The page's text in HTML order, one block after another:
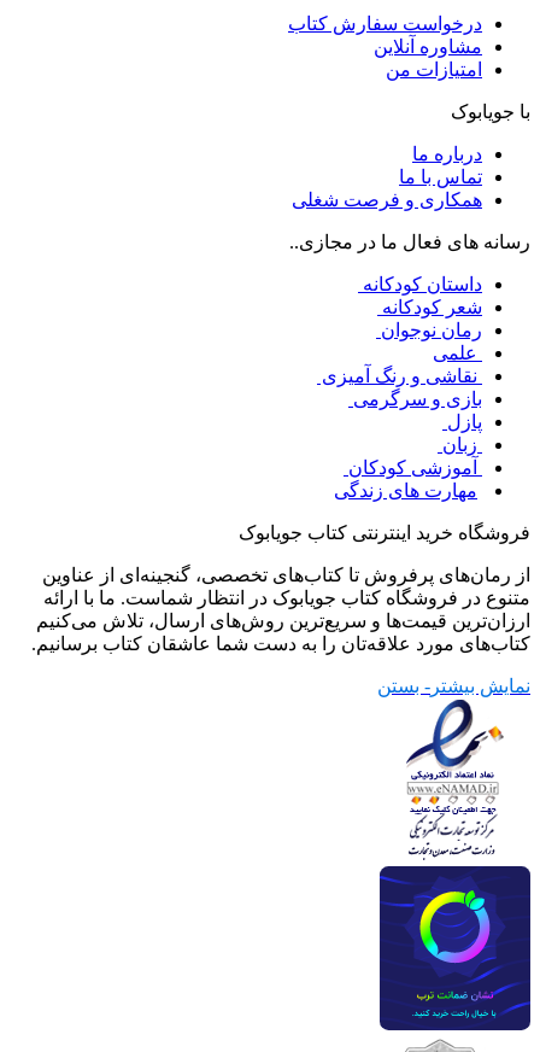
درخواست سفارش کتاب
مشاوره آنلاین
امتیازات من
با جویابوک
درباره ما
تماس با ما
همکاری و فرصت شغلی
رسانه های فعال ما در مجازی..
داستان کودکانه
شعر کودکانه
رمان نوجوان
علمی
نقاشی و رنگ آمیزی
بازی و سرگرمی
پازل
زبان
آموزشی کودکان
مهارت های زندگی
فروشگاه خرید اینترنتی کتاب جویابوک
از رمان‌های پرفروش تا کتاب‌های تخصصی، گنجینه‌ای از عناوین
متنوع در فروشگاه کتاب جویابوک در انتظار شماست. ما با ارائه
ارزان‌ترین قیمت‌ها و سریع‌ترین روش‌های ارسال، تلاش می‌کنیم
کتاب‌های مورد علاقه‌تان را به دست شما عاشقان کتاب برسانیم.
نمایش بیشتر - بستن